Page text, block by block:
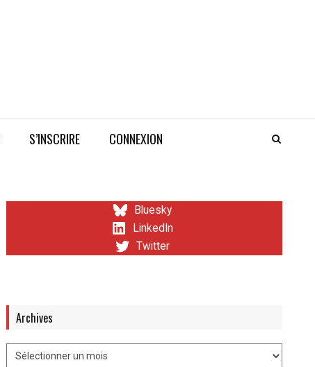
S’INSCRIRE CONNEXION
Bluesky
LinkedIn
Twitter
Archives